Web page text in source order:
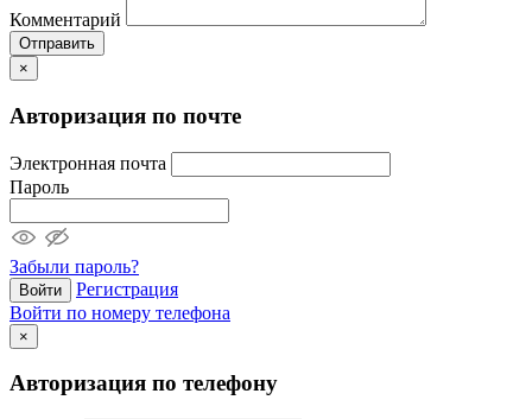
Комментарий
Отправить
×
Авторизация по почте
Электронная почта
Пароль
Забыли пароль?
Войти
Регистрация
Войти по номеру телефона
×
Авторизация по телефону